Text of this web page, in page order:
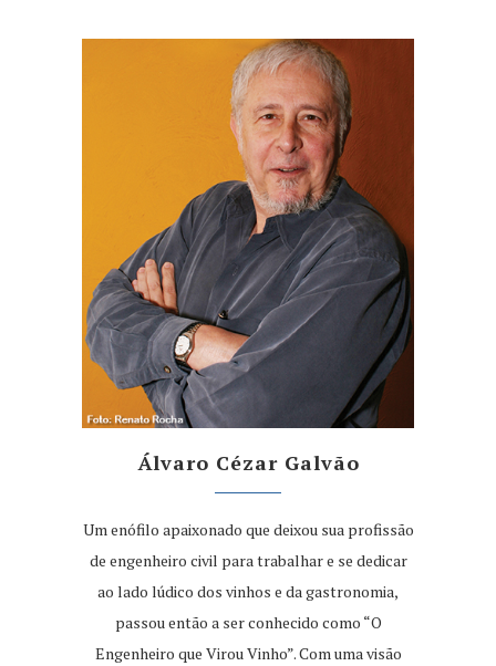
Álvaro Cézar Galvão
Um enófilo apaixonado que deixou sua profissão
de engenheiro civil para trabalhar e se dedicar
ao lado lúdico dos vinhos e da gastronomia,
passou então a ser conhecido como “O
Engenheiro que Virou Vinho”. Com uma visão